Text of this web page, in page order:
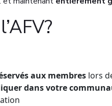
aux membres lors
dans votre